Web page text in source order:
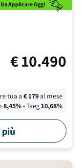
Applicare Oggi
€10.490
tua a€179al mese
8,45%• Taeg10,68%
più